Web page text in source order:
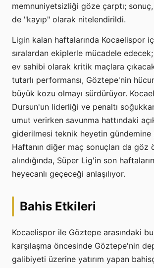
memnuniyetsizliği göze çarptı;
de "kayıp" olarak nitelendirildi.
Ligin kalan haftalarında Kocaelispor
sıralardan ekiplerle mücadele
ev sahibi olarak kritik maçlara
tutarlı performansı, Göztepe'nin
büyük kozu olmayı sürdürüyor.
Dursun'un liderliği ve penaltı
umut verirken savunma hattındaki
giderilmesi teknik heyetin gündemine
Haftanın diğer maç sonuçları da göz
alındığında, Süper Lig'in son
heyecanlı geçeceği anlaşılıyor.
Bahis Etkileri
Kocaelispor ile Göztepe arasındaki
karşılaşma öncesinde Göztepe'nin
galibiyeti üzerine yatırım yapan